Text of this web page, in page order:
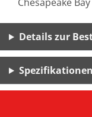
Details zur